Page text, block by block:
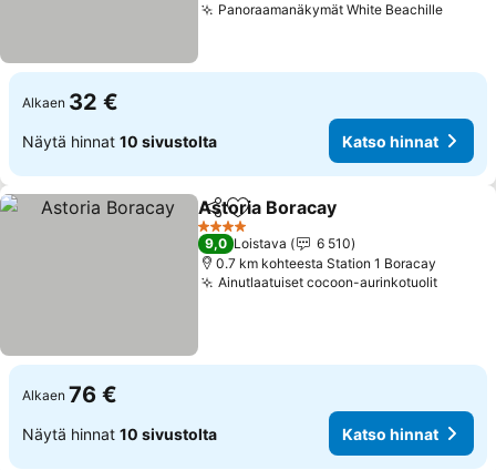
Panoraamanäkymät White Beachille
Alkaen 32 €
Näytä hinnat 10 sivustolta Katso hinnat
Jaa Lisää suosikkeihin
Astoria Boracay
4 Tähtiluokitus
9,0 Loistava
6 510
0.7 km kohteesta Station 1 Boracay
Ainutlaatuiset cocoon-aurinkotuolit
Alkaen 76 €
Näytä hinnat 10 sivustolta Katso hinnat